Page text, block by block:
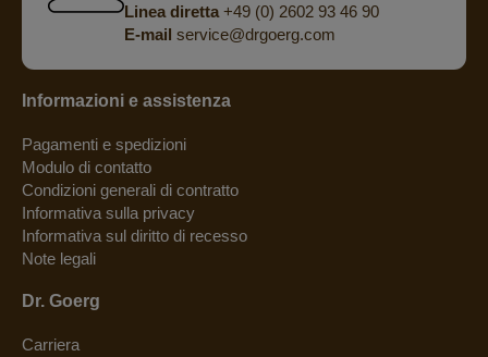
Linea diretta+49 (0) 2602 93 46 90
E-mail service@drgoerg.com
Informazioni e assistenza
Pagamenti e spedizioni
Modulo di contatto
Condizioni generali di contratto
Informativa sulla privacy
Informativa sul diritto di recesso
Note legali
Dr. Goerg
Carriera